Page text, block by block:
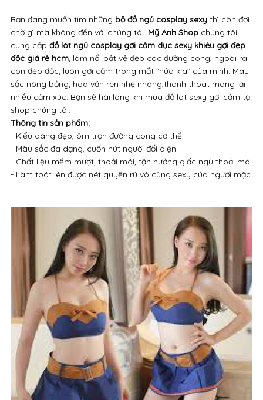
Bạn đang muốn tìm những bộ đồ ngủ cosplay sexythì còn đợi
chờ gì mà không đến với chúng tôi. Mỹ Anh Shopchúng tôi
cung cấp đồ lót ngủ cosplay gợi cảm dục sexy khiêu gợi đẹp
độc giá rẻ hcm, làm nổi bật vẻ đẹp các đường cong, ngoài ra
còn đẹp độc, luôn gợi cảm trong mắt "nửa kia" của mình. Màu
sắc nóng bỏng, hoa văn ren nhẹ nhàng,thanh thoát mang lại
nhiều cảm xúc. Bạn sẽ hài lòng khi mua đồ lót sexy gơi cảm tại
shop chúng tôi.
Thông tin sản phẩm:
- Kiểu dáng đẹp, ôm trọn đường cong cơ thể
- Màu sắc đa dạng, cuốn hút người đối diện
- Chất liệu mềm mượt, thoải mái, tận hưởng giấc ngủ thoải mái
- Làm toát lên được nét quyến rũ vô cùng sexy của người mặc.